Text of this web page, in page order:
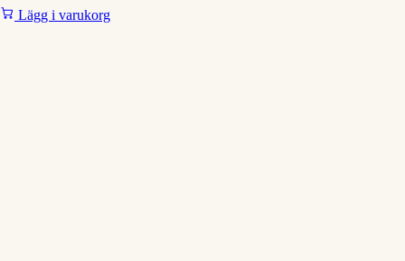
Lägg i varukorg